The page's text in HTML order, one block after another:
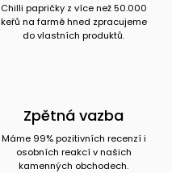
Chilli papričky z více než 50.000
keřů na farmě hned zpracujeme
do vlastních produktů.
Zpětná vazba
Máme 99% pozitivních recenzí i
osobních reakcí v našich
kamenných obchodech.